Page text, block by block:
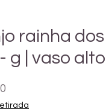
rainha dos
g | vaso alto